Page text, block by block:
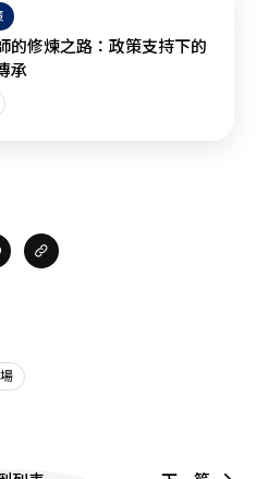
的修煉之路：政策支持下的
承